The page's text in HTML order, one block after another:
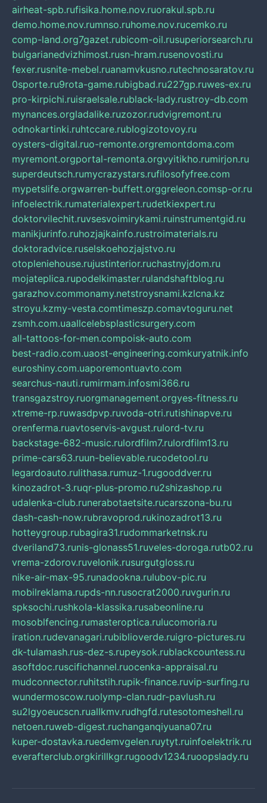
airheat-spb.rufisika.home.nov.ruorakul.spb.ru
demo.home.nov.rumnso.ruhome.nov.rucemko.ru
comp-land.org7gazet.rubicom-oil.rusuperiorsearch.ru
bulgarianedvizhimost.rusn-hram.rusenovosti.ru
fexer.rusnite-mebel.ruanamvkusno.rutechnosaratov.ru
0sporte.ru9rota-game.rubigbad.ru227gp.ruwes-ex.ru
pro-kirpichi.ruisraelsale.rublack-lady.rustroy-db.com
mynances.orgladalike.ruzozor.rudvigremont.ru
odnokartinki.ruhtccare.rublogizotovoy.ru
oysters-digital.ruo-remonte.orgremontdoma.com
myremont.orgportal-remonta.orgvyitikho.rumirjon.ru
superdeutsch.rumycrazystars.rufilosofyfree.com
mypetslife.orgwarren-buffett.orggreleon.comsp-or.ru
infoelectrik.rumaterialexpert.rudetkiexpert.ru
doktorvilechit.ruvsesvoimirykami.ruinstrumentgid.ru
manikjurinfo.ruhozjajkainfo.rustroimaterials.ru
doktoradvice.ruselskoehozjajstvo.ru
otopleniehouse.rujustinterior.ruchastnyjdom.ru
mojateplica.rupodelkimaster.rulandshaftblog.ru
garazhov.commonamy.netstroysnami.kzlcna.kz
stroyu.kzmy-vesta.comtimeszp.comavtoguru.net
zsmh.com.uaallcelebsplasticsurgery.com
all-tattoos-for-men.compoisk-auto.com
best-radio.com.uaost-engineering.comkuryatnik.info
euroshiny.com.uaporemontuavto.com
searchus-nauti.rumirmam.infosmi366.ru
transgazstroy.ruorgmanagement.orgyes-fitness.ru
xtreme-rp.ruwasdpvp.ruvoda-otri.rutishinapve.ru
orenferma.ruavtoservis-avgust.rulord-tv.ru
backstage-682-music.rulordfilm7.rulordfilm13.ru
prime-cars63.ruun-believable.rucodetool.ru
legardoauto.rulithasa.rumuz-1.rugooddver.ru
kinozadrot-3.ruqr-plus-promo.ru2shizashop.ru
udalenka-club.runerabotaetsite.rucarszona-bu.ru
dash-cash-now.rubravoprod.rukinozadrot13.ru
hotteygroup.rubagira31.rudommarketnsk.ru
dveriland73.runis-glonass51.ruveles-doroga.rutb02.ru
vrema-zdorov.ruvelonik.rusurgutgloss.ru
nike-air-max-95.runadookna.rulubov-pic.ru
mobilreklama.rupds-nn.rusocrat2000.ruvgurin.ru
spksochi.rushkola-klassika.rusabeonline.ru
mosoblfencing.rumasteroptica.rulucomoria.ru
iration.rudevanagari.rubiblioverde.ruigro-pictures.ru
dk-tulamash.rus-dez-s.rupeysok.rublackcountess.ru
asoftdoc.ruscifichannel.ruocenka-appraisal.ru
mudconnector.ruhitstih.rupik-finance.ruvip-surfing.ru
wundermoscow.ruolymp-clan.rudr-pavlush.ru
su2lgyoeucscn.ruallkmv.rudhgfd.rutesotomeshell.ru
netoen.ruweb-digest.ruchanganqiyuana07.ru
kuper-dostavka.ruedemvgelen.ruytyt.ruinfoelektrik.ru
everafterclub.orgkirillkgr.rugoodv1234.ruoopslady.ru